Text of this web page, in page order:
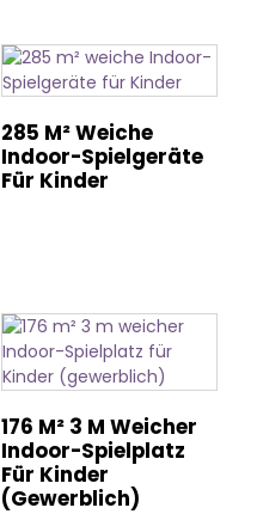
285 M² Weiche
Indoor-Spielgeräte
Für Kinder
176 M² 3 M Weicher
Indoor-Spielplatz
Für Kinder
(gewerblich)